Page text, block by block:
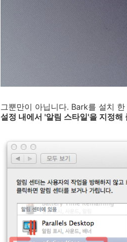
그뿐만이 아닙니다. Bark를 설치
설정 내에서 '알림 스타일'을 지정해